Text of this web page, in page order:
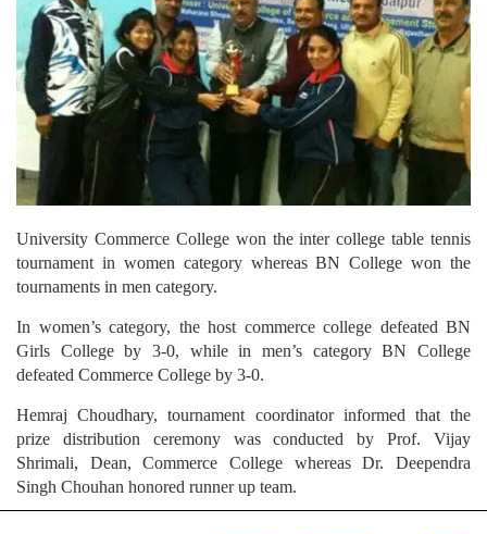
University Commerce College won the inter college table tennis
tournament in women category whereas BN College won the
tournaments in men category.
In women’s category, the host commerce college defeated BN
Girls College by 3-0, while in men’s category BN College
defeated Commerce College by 3-0.
Hemraj Choudhary, tournament coordinator informed that the
prize distribution ceremony was conducted by Prof. Vijay
Shrimali, Dean, Commerce College whereas Dr. Deependra
Singh Chouhan honored runner up team.